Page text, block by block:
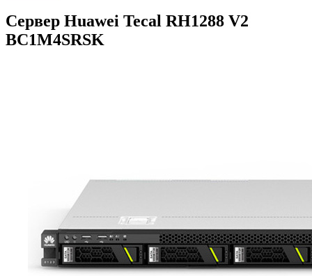
Сервер Huawei Tecal RH1288 V2
BC1M4SRSK